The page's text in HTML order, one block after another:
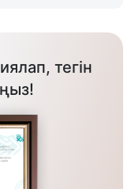
тегін